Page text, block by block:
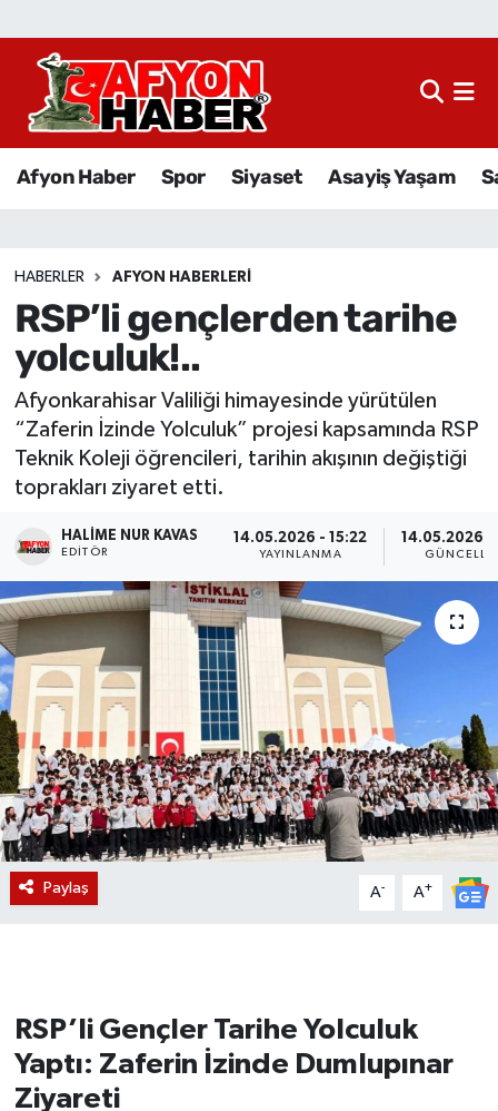
Afyon Haber Spor Siyaset Asayiş Yaşam
HABERLER AFYON HABERLERI
RSP’li gençlerden tarihe
yolculuk!..
Afyonkarahisar Valiliği himayesinde yürütülen
“Zaferin İzinde Yolculuk” projesi kapsamında RSP
Teknik Koleji öğrencileri, tarihin akışının değiştiği
toprakları ziyaret etti.
HALIME NUR KAVAS
EDITÖR
14.05.2026 - 15:22
YAYINLANMA
14.05.2026 -
Paylaş A- A+
RSP’li Gençler Tarihe Yolculuk
Yaptı: Zaferin İzinde Dumlupınar
Ziyareti
Afyon Haber
Sağlık
Eğitim
Sivil Toplum
Ekonomi
Magazin
Etkinlikler